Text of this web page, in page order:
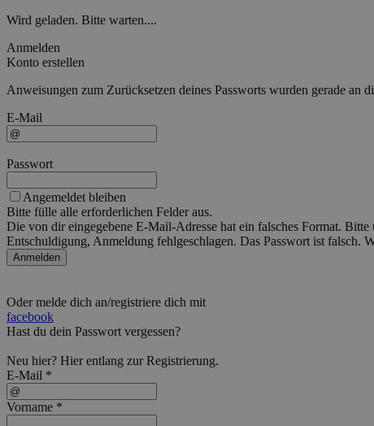
Wird geladen. Bitte warten....
Anmelden
Konto erstellen
Anweisungen zum Zurücksetzen deines Passworts wurden gerade an
E-Mail
Passwort
Angemeldet bleiben
Bitte fülle alle erforderlichen Felder aus.
Die von dir eingegebene E-Mail-Adresse hat ein falsches Format. Bitte
Entschuldigung, Anmeldung fehlgeschlagen. Das Passwort ist falsch.
Anmelden
Oder melde dich an/registriere dich mit
facebook
Hast du dein Passwort vergessen?
Neu hier? Hierentlang zur Registrierung.
E-Mail *
Vorname *